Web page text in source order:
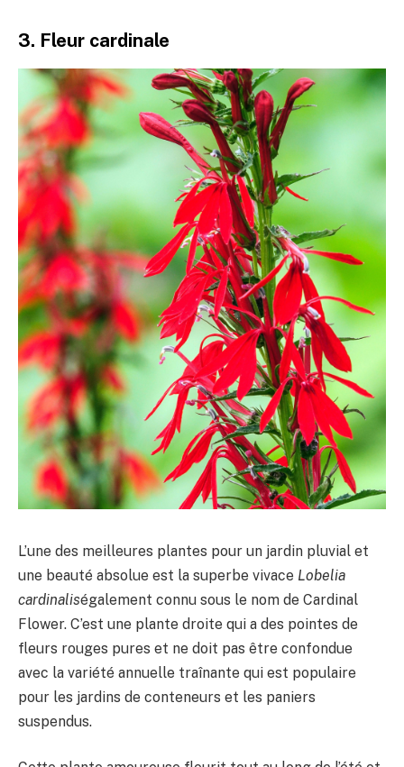
3. Fleur cardinale
L’une des meilleures plantes pour un jardin pluvial et
une beauté absolue est la superbe vivace Lobelia
cardinaliségalement connu sous le nom de Cardinal
Flower. C’est une plante droite qui a des pointes de
fleurs rouges pures et ne doit pas être confondue
avec la variété annuelle traînante qui est populaire
pour les jardins de conteneurs et les paniers
suspendus.